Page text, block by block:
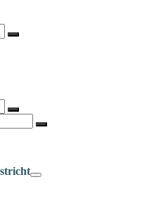
Zoeken
Zoeken
Zoeken